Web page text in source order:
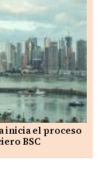
inicia el proceso
BSC